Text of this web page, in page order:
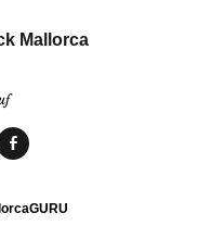
Mallorca